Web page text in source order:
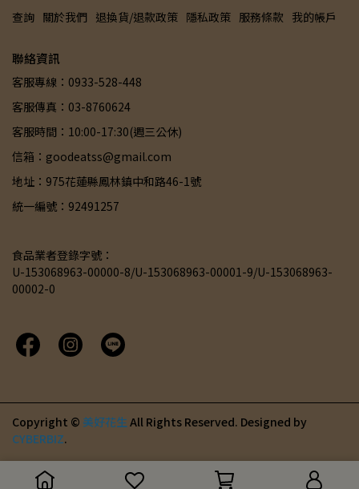
查詢 關於我們 退換貨/退款政策 隱私政策 服務條款 我的帳戶
聯絡資訊
客服專線：0933-528-448
客服傳真：03-8760624
客服時間：10:00-17:30(週三公休)
信箱：goodeatss@gmail.com
地址：975花蓮縣鳳林鎮中和路46-1號
統一編號：92491257
食品業者登錄字號：
U-153068963-00000-8/U-153068963-00001-9/U-153068963-
00002-0
Copyright © 美好花生All Rights Reserved. Designed by
CYBERBIZ.